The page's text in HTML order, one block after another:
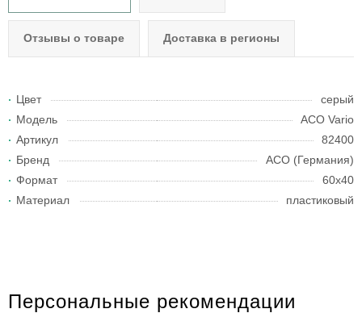
Отзывы о товаре Доставка в регионы
Цвет
серый
Модель
ACO Vario
Артикул
82400
Бренд
АСО (Германия)
Формат
60х40
Материал
пластиковый
Персональные рекомендации